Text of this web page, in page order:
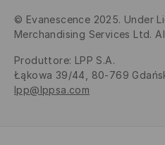
© Evanescence 2025. Under
Merchandising Services Ltd.
Produttore: LPP S.A.
Łąkowa 39/44, 80-769
lpp@lppsa.com